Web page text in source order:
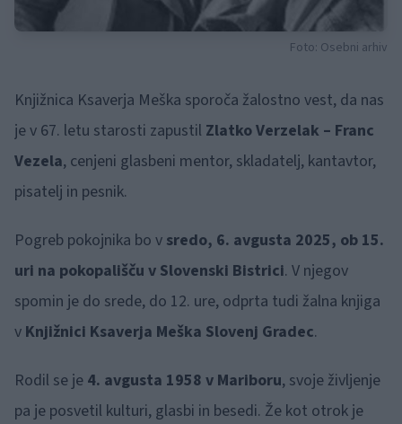
Foto: Osebni arhiv
Knjižnica Ksaverja Meška sporoča žalostno vest, da nas
je v 67. letu starosti zapustil Zlatko Verzelak – Franc
Vezela, cenjeni glasbeni mentor, skladatelj, kantavtor,
pisatelj in pesnik.
Pogreb pokojnika bo v sredo, 6. avgusta 2025, ob 15.
uri na pokopališču v Slovenski Bistrici. V njegov
spomin je do srede, do 12. ure, odprta tudi žalna knjiga
v Knjižnici Ksaverja Meška Slovenj Gradec.
Rodil se je 4. avgusta 1958 v Mariboru, svoje življenje
pa je posvetil kulturi, glasbi in besedi. Že kot otrok je